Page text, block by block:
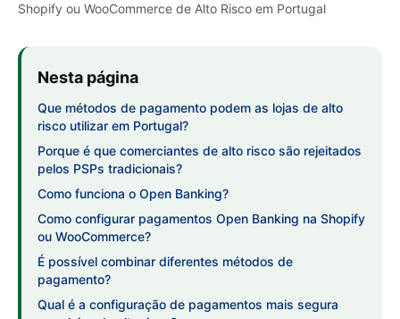
Shopify ou WooCommerce de Alto Risco em Portugal
Nesta página
Que métodos de pagamento podem as lojas de alto
risco utilizar em Portugal?
Porque é que comerciantes de alto risco são rejeitados
pelos PSPs tradicionais?
Como funciona o Open Banking?
Como configurar pagamentos Open Banking na Shopify
ou WooCommerce?
É possível combinar diferentes métodos de
pagamento?
Qual é a configuração de pagamentos mais segura